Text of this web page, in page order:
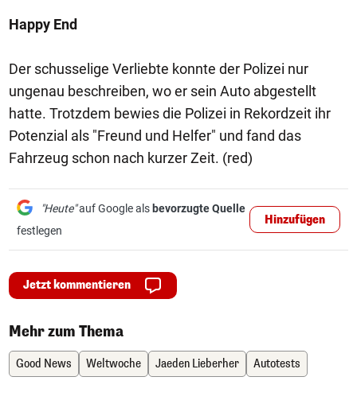
Happy End
Der schusselige Verliebte konnte der Polizei nur
ungenau beschreiben, wo er sein Auto abgestellt
hatte. Trotzdem bewies die Polizei in Rekordzeit ihr
Potenzial als "Freund und Helfer" und fand das
Fahrzeug schon nach kurzer Zeit. (red)
"Heute"auf Google als bevorzugte Quelle
festlegen
Hinzufügen
Jetzt kommentieren
Mehr zum Thema
Good News Weltwoche Jaeden Lieberher Autotests